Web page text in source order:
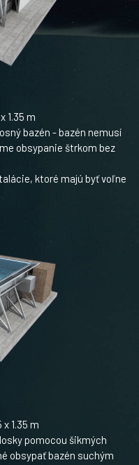
1.35 m
bazén - bazén nemusí
obsypanie štrkom bez
ktoré majú byť voľne
1.35 m
pomocou šikmých
obsypať bazén suchým